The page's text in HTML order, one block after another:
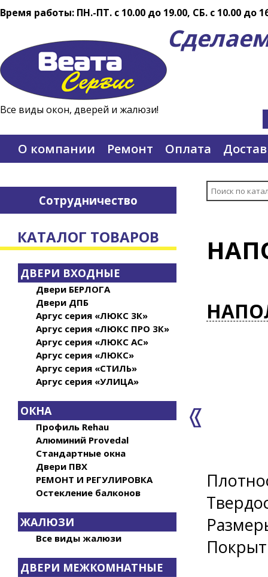
Время работы: ПН.-ПТ. c 10.00 до 19.00, СБ. с 10.00 до
Все виды окон, дверей и жалюзи!
О компании Ремонт Оплата
Сотрудничество
КАТАЛОГ ТОВАРОВ
ДВЕРИ ВХОДНЫЕ
Двери БЕРЛОГА
Двери ДПБ
Аргус серия «ЛЮКС 3К»
Аргус серия «ЛЮКС ПРО 3К»
Аргус серия «ЛЮКС АС»
Аргус серия «ЛЮКС»
Аргус серия «СТИЛЬ»
Аргус серия «УЛИЦА»
ОКНА
Профиль Rehau
Алюминий Provedal
Стандартные окна
Двери ПВХ
РЕМОНТ И РЕГУЛИРОВКА
Остекление балконов
ЖАЛЮЗИ
Все виды жалюзи
ДВЕРИ МЕЖКОМНАТНЫЕ